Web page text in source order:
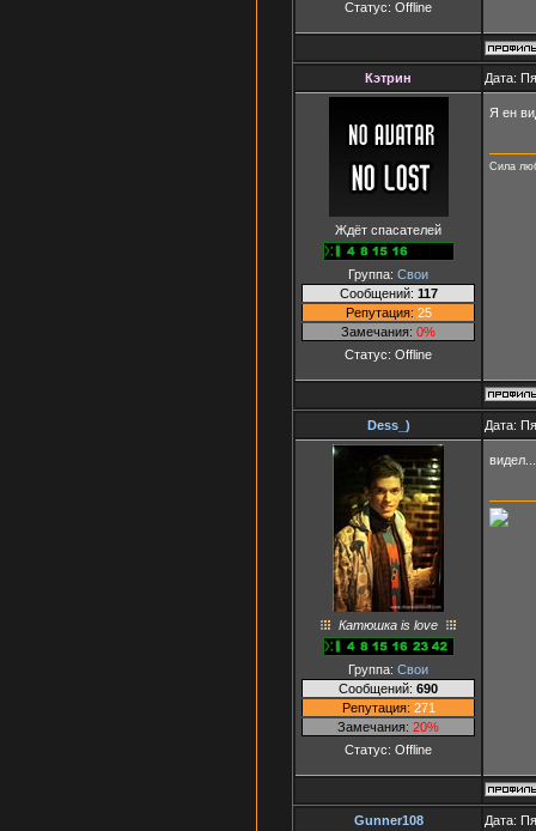
Статус: Offline
Кэтpин Дата:
Ждёт спасателей
Группа: Свои
Сообщений: 117
Репутация: 25
Замечания: 0%
Статус: Offline
Я ен
Сила
Dess_) Дата:
Катюшка is love
Группа: Свои
Сообщений: 690
Репутация: 271
Замечания: 20%
Статус: Offline
Gunner108 Дата: